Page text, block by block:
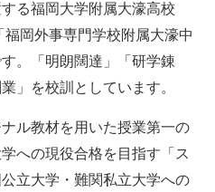
る福岡大学附属大濠高校
岡外事専門学校附属大濠中
。「明朗闊達」「研学錬
」を校訓としています。
ル教材を用いた授業第一の
への現役合格を目指す「ス
立大学・難関私立大学への